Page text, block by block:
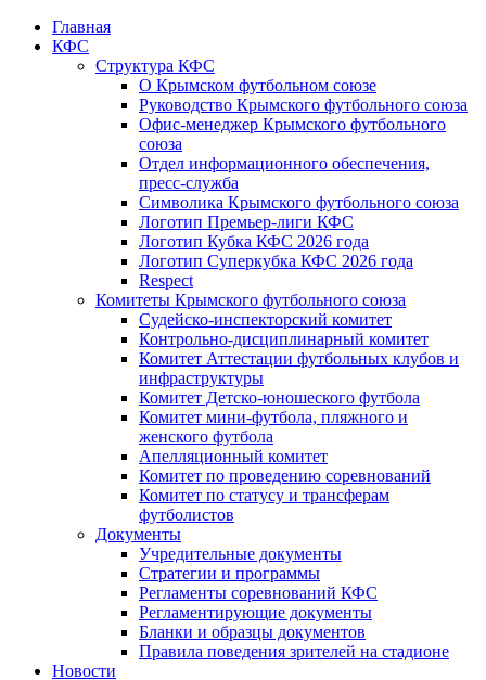
Главная
КФС
Структура КФС
О Крымском футбольном союзе
Руководство Крымского футбольного союза
Офис-менеджер Крымского футбольного
союза
Отдел информационного обеспечения,
пресс-служба
Символика Крымского футбольного союза
Логотип Премьер-лиги КФС
Логотип Кубка КФС 2026 года
Логотип Суперкубка КФС 2026 года
Respect
Комитеты Крымского футбольного союза
Судейско-инспекторский комитет
Контрольно-дисциплинарный комитет
Комитет Аттестации футбольных клубов и
инфраструктуры
Комитет Детско-юношеского футбола
Комитет мини-футбола, пляжного и
женского футбола
Апелляционный комитет
Комитет по проведению соревнований
Комитет по статусу и трансферам
футболистов
Документы
Учредительные документы
Стратегии и программы
Регламенты соревнований КФС
Регламентирующие документы
Бланки и образцы документов
Правила поведения зрителей на стадионе
Новости